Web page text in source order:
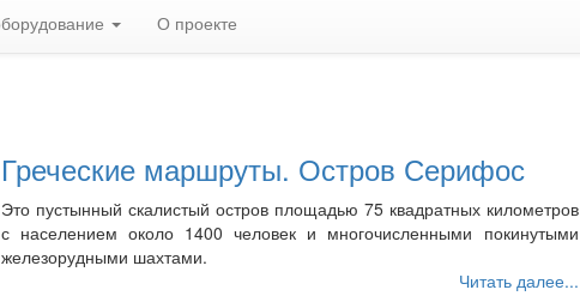
О проекте
Греческие маршруты. Остров Серифос
Это пустынный скалистый остров площадью 75 квадратных километров
с населением около 1400 человек и многочисленными покинутыми
железорудными шахтами.
Читать далее...